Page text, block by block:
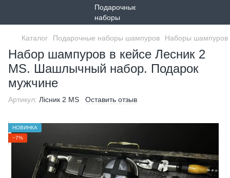
Каталог Подарочные наборы шампуров Наборы шампуров
Набор шампуров в кейсе Лесник 2
MS. Шашлычный набор. Подарок
мужчине
Артикул: Лісник 2 MS Оставить отзыв
НОВИНКА
−7%